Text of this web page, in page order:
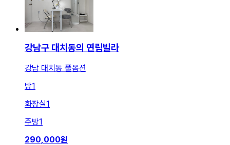
강남구 대치동의 연립빌라
강남 대치동 풀옵션
방1
화장실1
주방1
290,000원